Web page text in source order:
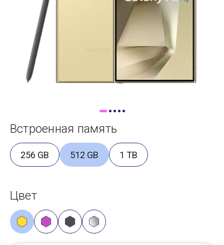
Доставка
Самовывоз
Встроенная память
256 GB 512 GB 1 TB
Цвет